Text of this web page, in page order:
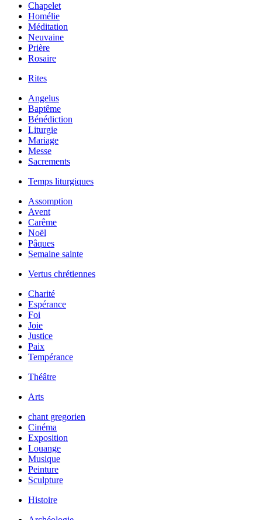
Chapelet
Homélie
Méditation
Neuvaine
Prière
Rosaire
Rites
Angelus
Baptême
Bénédiction
Liturgie
Mariage
Messe
Sacrements
Temps liturgiques
Assomption
Avent
Carême
Noël
Pâques
Semaine sainte
Vertus chrétiennes
Charité
Espérance
Foi
Joie
Justice
Paix
Tempérance
Théâtre
Arts
chant gregorien
Cinéma
Exposition
Louange
Musique
Peinture
Sculpture
Histoire